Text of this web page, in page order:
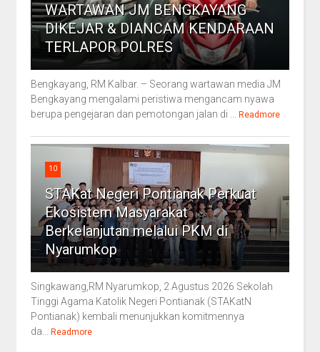
WARTAWAN JM BENGKAYANG
DIKEJAR & DIANCAM KENDARAAN
TERLAPOR POLRES
Bengkayang, RM Kalbar. – Seorang wartawan media JM
Bengkayang mengalami peristiwa mengancam nyawa
berupa pengejaran dan pemotongan jalan di ...
Readmore
10
STAKat Negeri Pontianak Perkuat
Ekosistem Masyarakat
Berkelanjutan melalui PKM di
Nyarumkop
Singkawang,RM Nyarumkop, 2 Agustus 2026 Sekolah
Tinggi Agama Katolik Negeri Pontianak (STAKatN
Pontianak) kembali menunjukkan komitmennya
da...
Readmore